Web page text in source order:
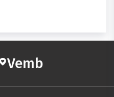
Vemb